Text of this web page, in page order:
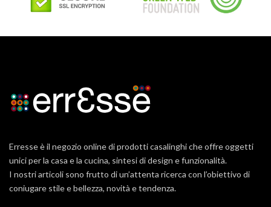
Erresse è il negozio online di prodotti casalinghi che offre oggetti
unici per la casa e la cucina, sintesi di design e funzionalità.
I nostri articoli sono frutto di un’attenta ricerca con l’obiettivo di
coniugare stile e bellezza, novità e tendenza.